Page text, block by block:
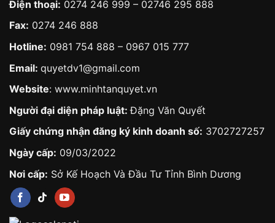
Điện thoại: 0274 246 999 – 02746 295 888
Fax: 0274 246 888
Hotline: 0981 754 888 – 0967 015 777
Email: quyetdv1@gmail.com
Website: www.minhtanquyet.vn
Người đại diện pháp luật:Đặng Văn Quyết
Giấy chứng nhận đăng ký kinh doanh số: 3702727257
Ngày cấp: 09/03/2022
Nơi cấp: Sở Kế Hoạch Và Đầu Tư Tỉnh Bình Dương